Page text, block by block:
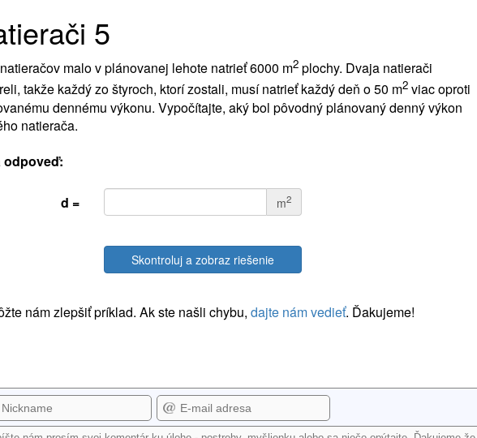
5
malo v plánovanej lehote natrieť 6000 m2plochy. Dvaja natierači
takže každý zo štyroch, ktorí zostali, musí natrieť každý deň o 50 m2viac oproti
dennému výkonu. Vypočítajte, aký bol pôvodný plánovaný denný výkon
natierača.
odpoveď:
d = m2
Skontroluj a zobraz riešenie
nám zlepšiť príklad. Ak ste našli chybu, dajte nám vedieť. Ďakujeme!